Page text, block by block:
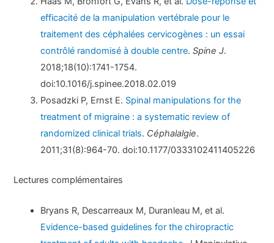
efficacité de la manipulation vertébrale pour le
traitement des céphalées cervicogènes : un essai
contrôlé randomisé à double centre.Spine J.
2018;18(10):1741-1754.
doi:10.1016/j.spinee.2018.02.019
Posadzki P, Ernst E. Spinal manipulations for the
treatment of migraine : a systematic review of
randomized clinical trials. Céphalalgie.
2011;31(8):964-70. doi:10.1177/0333102411405226
Lectures complémentaires
Bryans R, Descarreaux M, Duranleau M, et al.
Evidence-based guidelines for the chiropractic